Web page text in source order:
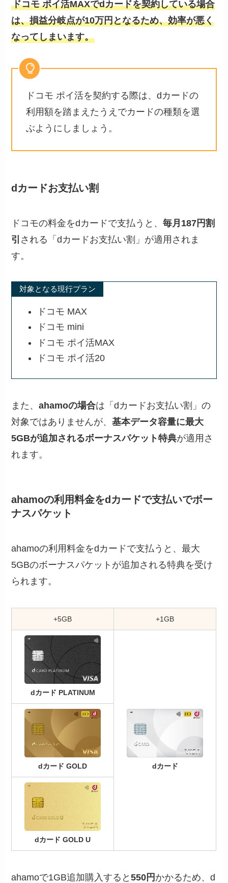
ドコモ ポイ活MAXでdカードを契約している場合
は、損益分岐点が10万円となるため、効率が悪く
なってしまいます。
ドコモ ポイ活を契約する際は、dカードの
利用額を踏まえたうえでカードの種類を選
ぶようにしましょう。
dカードお支払い割
ドコモの料金をdカードで支払うと、毎月187円割
引 される「dカードお支払い割」が適用されま
す。
対象となる現行プラン
ドコモ MAX
ドコモ mini
ドコモ ポイ活MAX
ドコモ ポイ活20
また、ahamoの場合は「dカードお支払い割」の
対象ではありませんが、基本データ容量に最大
5GBが追加されるボーナスパケット特典が適用さ
れます。
ahamoの利用料金をdカードで支払いでボー
ナスパケット
ahamoの利用料金をdカードで支払うと、最大
5GBのボーナスパケットが追加される特典を受け
られます。
+5GB +1GB
dカード PLATINUM
dカード
dカード GOLD
dカード GOLD U
ahamoで1GB追加購入すると550円 かかるため、d